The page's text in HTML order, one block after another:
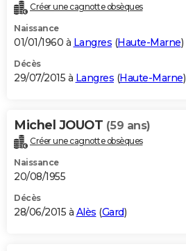
Créer une cagnotte obsèques
Naissance
01/01/1960 à Langres (Haute-Marne)
Décès
29/07/2015 à Langres (Haute-Marne)
Michel JOUOT (59 ans)
Créer une cagnotte obsèques
Naissance
20/08/1955
Décès
28/06/2015 à Alès (Gard)